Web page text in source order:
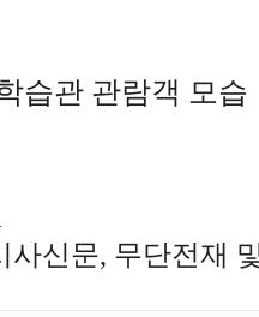
습관 관람객 모습
신문, 무단전재